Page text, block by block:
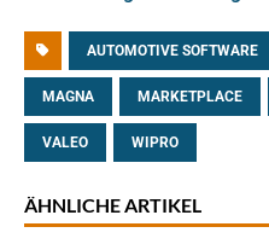
AUTOMOTIVE SOFTWARE
MAGNA MARKETPLACE
VALEO WIPRO
ÄHNLICHE ARTIKEL